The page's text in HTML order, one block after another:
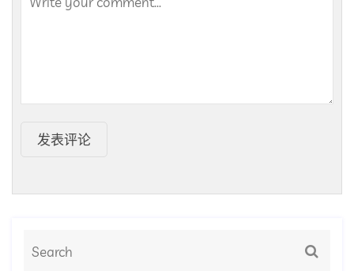
发表评论